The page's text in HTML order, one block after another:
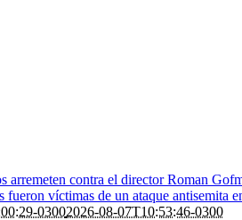
arremeten contra el director Roman
víctimas de un ataque antisemita
03002026-08-07T10:53:46-0300